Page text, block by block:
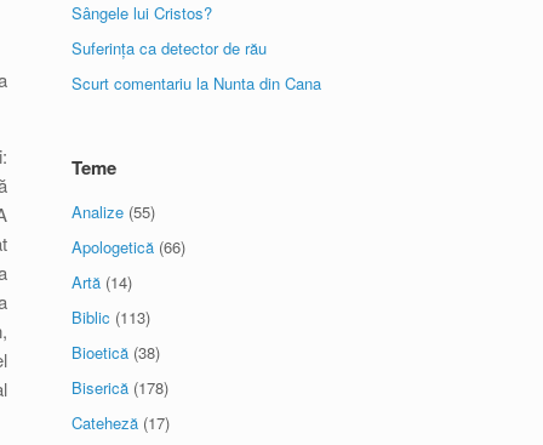
Sângele lui Cristos?
Suferința ca detector de rău
Scurt comentariu la Nunta din Cana
Teme
Analize (55)
Apologetică (66)
Artă (14)
Biblic (113)
Bioetică (38)
Biserică (178)
Cateheză (17)